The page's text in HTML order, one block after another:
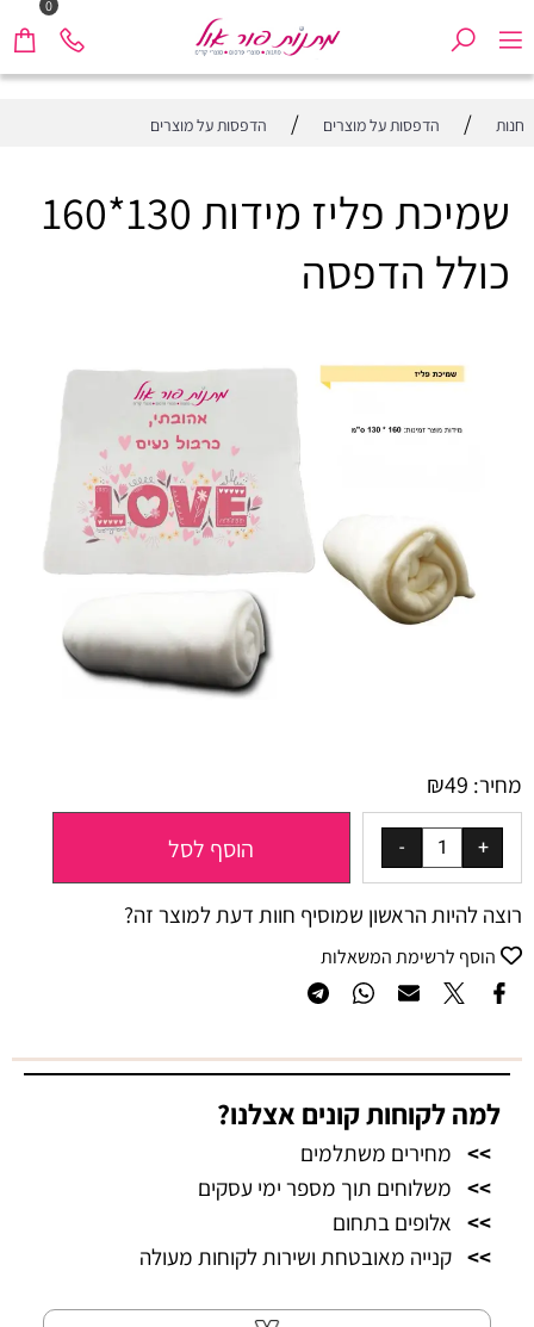
0
חנות / הדפסות על מוצרים / הדפסות על מוצרים
שמיכת פליז מידות 130*160
כולל הדפסה
מחיר: ₪49
הוסף לסל
רוצה להיות הראשון שמוסיף חוות דעת למוצר זה?
הוסף לרשימת המשאלות
למה לקוחות קונים אצלנו?
>> מחירים משתלמים
>> משלוחים תוך מספר ימי עסקים
>> אלופים בתחום
>> קנייה מאובטחת ושירות לקוחות מעולה